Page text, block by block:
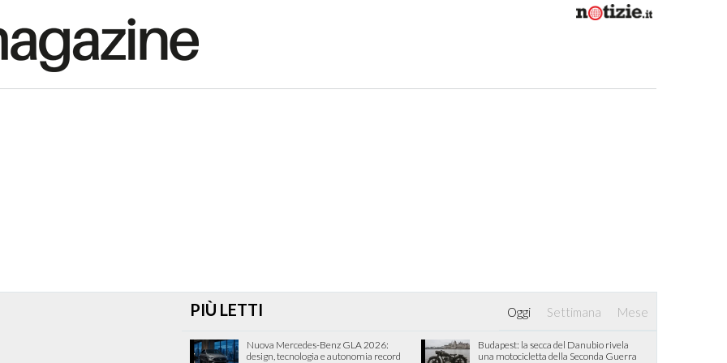
PIÙ LETTI Oggi Settimana Mese
Nuova Mercedes-Benz GLA 2026:
design, tecnologia e autonomia record
Budapest: la secca del Danubio rivela
una motocicletta della Seconda Guerra